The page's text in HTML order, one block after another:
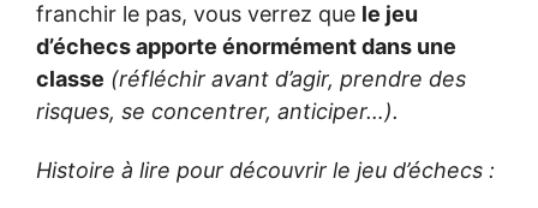
franchir le pas, vous verrez que le jeu
d’échecs apporte énormément dans une
classe (réfléchir avant d’agir, prendre des
risques, se concentrer, anticiper…).
Histoire à lire pour découvrir le jeu d’échecs :